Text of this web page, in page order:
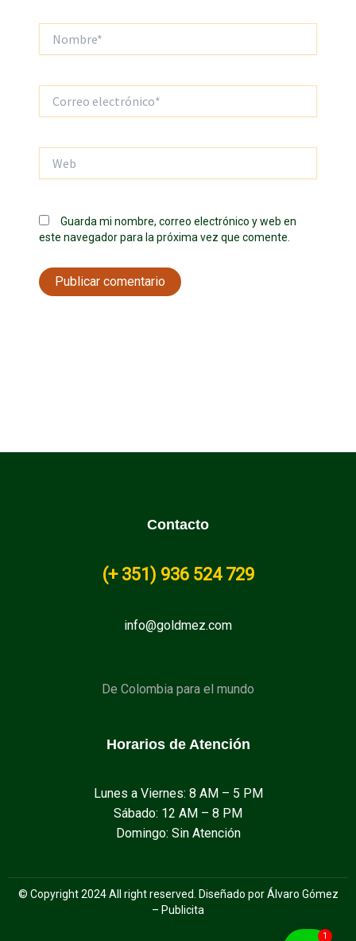
electrónico*
Guarda mi nombre, correo electrónico y web en
este navegador para la próxima vez que comente.
Contacto
(+ 351) 936 524 729
info@goldmez.com
De Colombia para el mundo
Horarios de Atención
Lunes a Viernes: 8 AM – 5 PM
Sábado: 12 AM – 8 PM
Domingo: Sin Atención
© Copyright 2024 All right reserved. Diseñado por Álvaro Gómez
– Publicita
1